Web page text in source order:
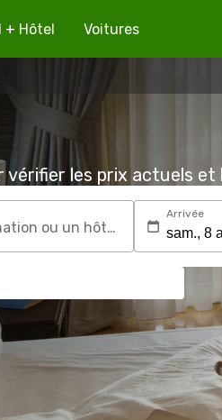
+ Hôtel Voitures
vérifier les prix actuels
Recherchez une destination ou un hôtel
Arrivée